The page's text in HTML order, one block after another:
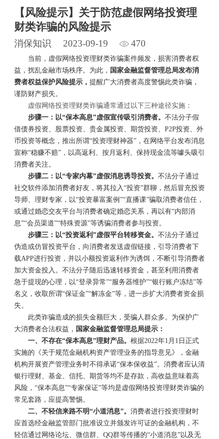
【风险提示】关于防范虚假网络投资理
财类诈骗的风险提示
消保知识 2023-09-19 470
当前，虚假网络投资理财类诈骗案件频发，损害消费者权
益，扰乱金融市场秩序。为此， 国家金融监督管理总局发布消
费者权益保护风险提示， 提醒广大消费者高度警惕此类诈骗，
谨防财产损失。
虚假网络投资理财类诈骗通常通过以下三种途径实施：
步骤一：以“保本高息”虚假宣传吸引消费者。 不法分子假
借债券投资、股票投资、贵金属投资、期货投资、P2P投资、外
币投资等概念，推出所谓“投资理财神器”，在网络平台发布消息
宣称“稳赚不赔”，以高返利、按月返利、保持现金流等噱头吸引
消费者关注。
步骤二：以“专家内幕”虚假消息诱导投资。 不法分子通过
社交软件添加消费者好友，将其拉入“投资”群聊，然后冒充投资
导师、理财专家，以“投资暴富案例”“直播课”骗取消费者信任，
或通过婚恋交友平台与消费者确定婚恋关系，再以有“内部消
息”“会员渠道”“特殊资源”等诱骗消费者参与投资。
步骤三：以“投资返利”虚假平台转移资金。 不法分子通过
伪造或仿冒投资平台，向消费者发送虚假链接，引导消费者下
载APP进行投资，并以小额投资返利作为诱饵，不断引导消费者
加大资金投入。不法分子随后迅速转移资金，甚至利用消费者
急于提现的心理，以“登录异常”“服务器维护”“银行账户冻结”等
名义，收取所谓“保证金”“解冻金”等，进一步扩大消费者资金损
失。
此类诈骗造成的损失金额巨大，受骗人群众多。为保护广
大消费者合法权益， 国家金融监督管理总局提示：
一、不存在“保本高息”理财产品。 根据2022年1月1日正式
实施的《关于规范金融机构资产管理业务的指导意见》，金融
机构开展资产管理业务时不得承诺“保本保收益”。消费者应认清
银行理财、基金、信托、期货等均不是存款，高收益意味着高
风险，“保本高息”“专家保证”等均是虚假网络投资理财类诈骗的
常见套路，应提高警惕。
二、不轻信来路不明“小道消息”。 消费者进行投资理财时
应首选经金融监管部门批准设立并颁发许可证的金融机构，不
轻信通过网络论坛、微信群、QQ群等传播的“小道消息”以及无